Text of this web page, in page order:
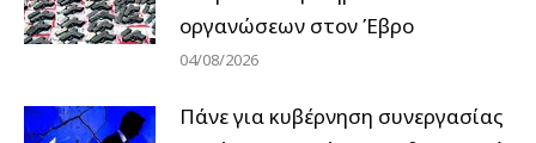
οργανώσεων στον Έβρο
04/08/2026
Πάνε για κυβέρνηση συνεργασίας